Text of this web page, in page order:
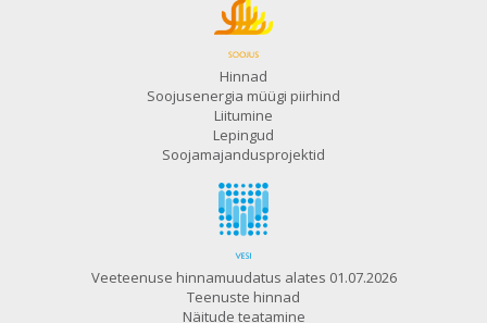
Hinnad
Soojusenergia müügi piirhind
Liitumine
Lepingud
Soojamajandusprojektid
Veeteenuse hinnamuudatus alates 01.07.2026
Teenuste hinnad
Näitude teatamine